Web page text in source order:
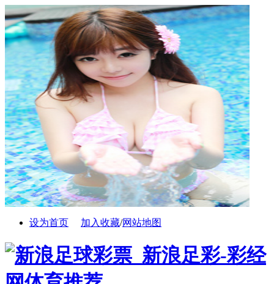
设为首页 加入收藏/网站地图